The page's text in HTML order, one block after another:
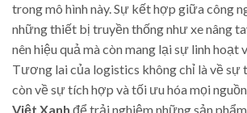
trong mô hình này. Sự kết hợp giữa công
những thiết bị truyền thống như xe nâng
nên hiệu quả mà còn mang lại sự linh hoạt
Tương lai của logistics không chỉ là về sự
còn về sự tích hợp và tối ưu hóa mọi
Việt Xanh để trải nghiệm những sản